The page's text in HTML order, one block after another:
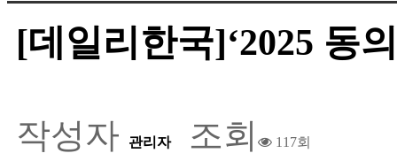
[데일리한국]‘2025 동
작성자 관리자 조회 117회